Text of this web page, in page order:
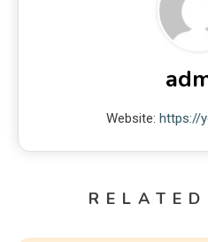
Website: https://